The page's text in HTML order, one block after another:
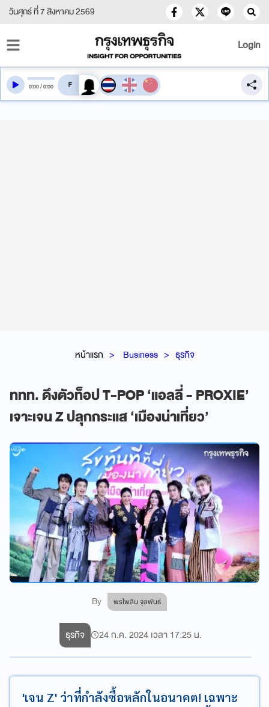
วันศุกร์ ที่ 7 สิงหาคม 2569
Login
หน้าแรก Business ธุรกิจ
ททท. ดึงตัวท็อป T-POP ‘แอลลี่ - PROXIE’
เจาะเจน Z ปลุกกระแส ‘เมืองน่าเที่ยว’
By พรไพลิน จุลพันธ์
0:00/0:00 สลับเสียงอ่าน
ธุรกิจ 24 ก.ค. 2024 เวลา 17:25 น.
'เจน Z' ว่าที่กำลังซื้อหลักในอนาคต! เฉพาะ